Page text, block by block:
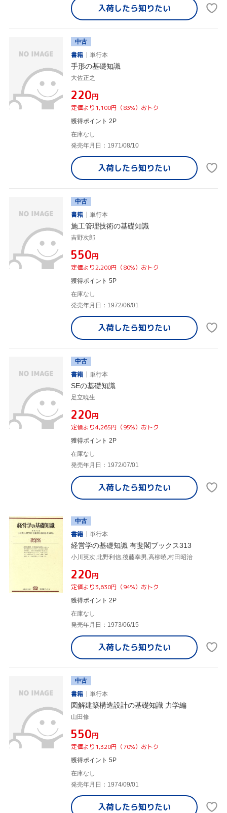
入荷したら知りたい
中古
書籍
単行本
手形の基礎知識
大佐正之
¥220円
定価より1,100円（83%）おトク
獲得ポイント 2P
在庫なし
発売年月日：1971/08/10
入荷したら知りたい
中古
書籍
単行本
施工管理技術の基礎知識
吉野次郎
¥550円
定価より2,200円（80%）おトク
獲得ポイント 5P
在庫なし
発売年月日：1972/06/01
入荷したら知りたい
中古
書籍
単行本
SEの基礎知識
足立暁生
¥220円
定価より4,265円（95%）おトク
獲得ポイント 2P
在庫なし
発売年月日：1972/07/01
入荷したら知りたい
中古
書籍
単行本
経営学の基礎知識 有斐閣ブックス313
小川英次,北野利信,後藤幸男,高柳暁,村田昭治
¥220円
定価より3,630円（94%）おトク
獲得ポイント 2P
在庫なし
発売年月日：1973/06/15
入荷したら知りたい
中古
書籍
単行本
図解建築構造設計の基礎知識 力学編
山田修
¥550円
定価より1,320円（70%）おトク
獲得ポイント 5P
在庫なし
発売年月日：1974/09/01
入荷したら知りたい